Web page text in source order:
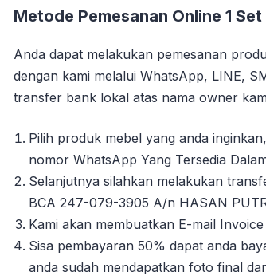
Metode Pemesanan Online 1
Anda dapat melakukan pemesanan
dengan kami melalui WhatsApp, LINE,
transfer bank lokal atas nama owner
Pilih produk mebel yang anda
nomor WhatsApp Yang Tersedia
Selanjutnya silahkan melakukan
BCA 247-079-3905 A/n HASAN
Kami akan membuatkan E-mail
Sisa pembayaran 50% dapat anda
anda sudah mendapatkan foto final